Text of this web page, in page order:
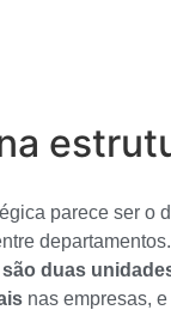
parece ser o
departamentos.
duas
nas empresas, e